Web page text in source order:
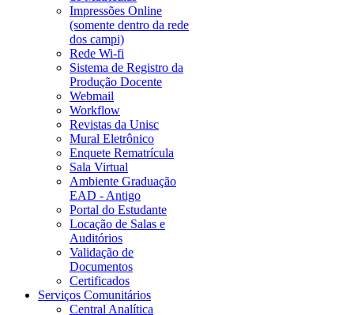
Impressões Online
(somente dentro da rede
dos campi)
Rede Wi-fi
Sistema de Registro da
Produção Docente
Webmail
Workflow
Revistas da Unisc
Mural Eletrônico
Enquete Rematrícula
Sala Virtual
Ambiente Graduação
EAD - Antigo
Portal do Estudante
Locação de Salas e
Auditórios
Validação de
Documentos
Certificados
Serviços Comunitários
Central Analítica